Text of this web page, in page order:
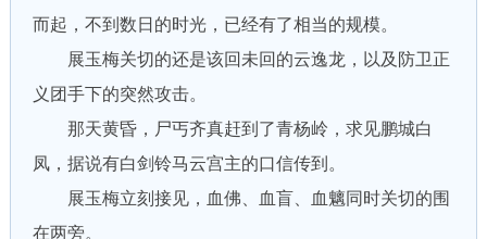
而起，不到数日的时光，已经有了相当的规模。
展玉梅关切的还是该回未回的云逸龙，以及防卫正
义团手下的突然攻击。
那天黄昏，尸丐齐真赶到了青杨岭，求见鹏城白
凤，据说有白剑铃马云宫主的口信传到。
展玉梅立刻接见，血佛、血盲、血魑同时关切的围
在两旁。